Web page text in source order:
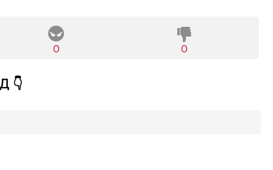
0 0
👇